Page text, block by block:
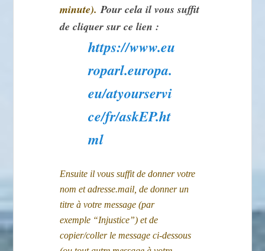
minute).Pour cela il vous suffit
de cliquer sur ce lien :
https://www.eu
roparl.europa.
eu/atyourservi
ce/fr/askEP.ht
ml
Ensuite il vous suffit de donner votre
nom et adresse.mail, de donner un
titre à votre message (par
exemple “Injustice”) et de
copier/coller le message ci-dessous